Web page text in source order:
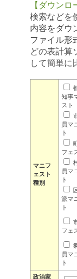
【ダウンロ
検索などを
内容をダウ
ファイル形
どの表計算
して簡単に
マニフ
ェスト
種別
知事
スト
員マ
ト
フェ
員マ
ト
派マ
ト
フェ
員マ
ト
政治家